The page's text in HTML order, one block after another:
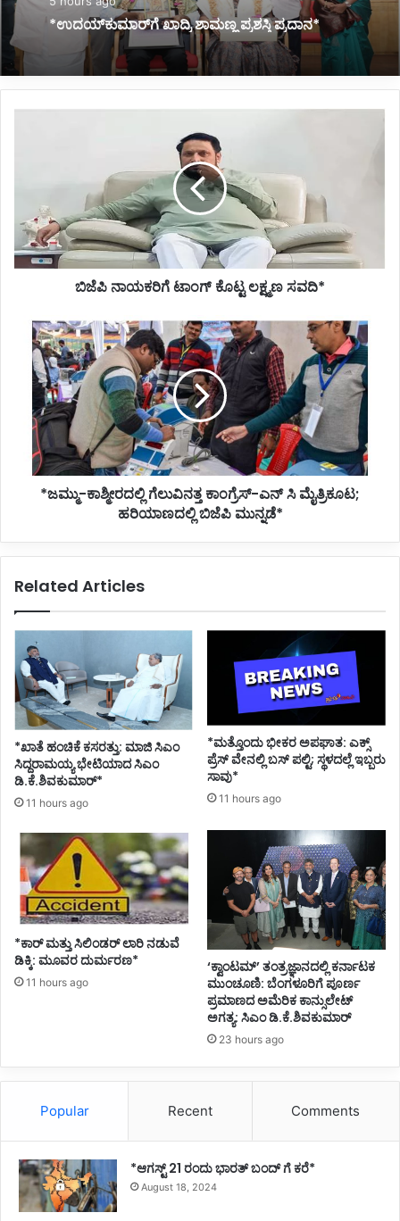
*ಜ್ಞಾನಭಾರತಿ ರಸ್ತೆ ಅಪಘಾತದಲ್ಲಿ ವಿದ್ಯಾರ್ಥಿನಿ ಸಾವು:
ಕುಟುಂಬಕ್ಕೆ ಸರ್ಕಾರದಿಂದ 10 ಲಕ್ಷ ರೂ. ಪರಿಹಾರ*
ಸವದಿ*
ಬಿಜೆಪಿ ನಾಯಕರಿಗೆ ಟಾಂಗ್ ಕೊಟ್ಟ ಲಕ್ಷ್ಮಣ ಸವದಿ*
*ಜಮ್ಮು-
ಕಾಶ್ಮೀರದಲ್ಲಿ
ಗೆಲುವಿನತ್ತ
ಕಾಂಗ್ರೆಸ್-
ಮೈತ್ರಿಕೂಟ;
ಹರಿಯಾಣದಲ್ಲಿ
ಬಿಜೆಪಿ
ಮುನ್ನಡೆ**ಜಮ್ಮು-ಕಾಶ್ಮೀರದಲ್ಲಿ ಗೆಲುವಿನತ್ತ ಕಾಂಗ್ರೆಸ್-ಎನ್ ಸಿ ಮೈತ್ರಿಕೂಟ;
ಹರಿಯಾಣದಲ್ಲಿ ಬಿಜೆಪಿ ಮುನ್ನಡೆ*
Related Articles
*ಖಾತೆ ಹಂಚಿಕೆ ಕಸರತ್ತು: ಮಾಜಿ ಸಿಎಂ
ಸಿದ್ದರಾಮಯ್ಯ ಭೇಟಿಯಾದ ಸಿಎಂ
ಡಿ.ಕೆ.ಶಿವಕುಮಾರ್*
11 hours ago
*ಮತ್ತೊಂದು ಭೀಕರ ಅಪಘಾತ: ಎಕ್ಸ್
ಪ್ರೆಸ್ ವೇನಲ್ಲಿ ಬಸ್ ಪಲ್ಟಿ; ಸ್ಥಳದಲ್ಲೆ ಇಬ್ಬರು
ಸಾವು*
11 hours ago
*ಕಾರ್ ಮತ್ತು ಸಿಲಿಂಡ‌ರ್ ಲಾರಿ ನಡುವೆ
ಡಿಕ್ಕಿ: ಮೂವರ ದುರ್ಮರಣ*
11 hours ago
‘ಕ್ವಾಂಟಮ್’ ತಂತ್ರಜ್ಞಾನದಲ್ಲಿ ಕರ್ನಾಟಕ
ಮುಂಚೂಣಿ: ಬೆಂಗಳೂರಿಗೆ ಪೂರ್ಣ
ಪ್ರಮಾಣದ ಅಮೆರಿಕ ಕಾನ್ಸುಲೇಟ್
ಅಗತ್ಯ: ಸಿಎಂ ಡಿ.ಕೆ.ಶಿವಕುಮಾರ್
23 hours ago
Popular Recent Comments
*ಆಗಸ್ಟ್ 21 ರಂದು ಭಾರತ್‌ ಬಂದ್‌ ಗೆ ಕರೆ*
August 18, 2024